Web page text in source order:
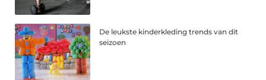
De leukste kinderkleding trends van dit
seizoen